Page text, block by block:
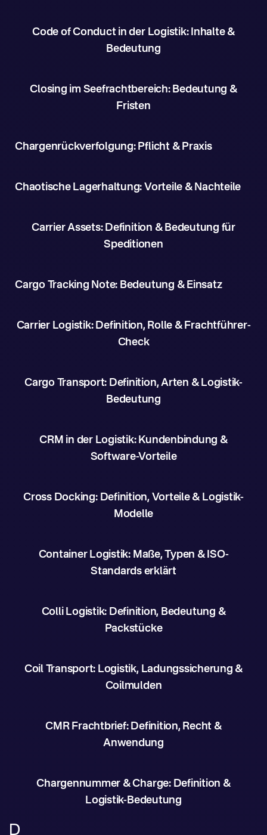
Code of Conduct in der Logistik: Inhalte &
Bedeutung
Closing im Seefrachtbereich: Bedeutung &
Fristen
Chargenrückverfolgung: Pflicht & Praxis
Chaotische Lagerhaltung: Vorteile & Nachteile
Carrier Assets: Definition & Bedeutung für
Speditionen
Cargo Tracking Note: Bedeutung & Einsatz
Carrier Logistik: Definition, Rolle & Frachtführer-
Check
Cargo Transport: Definition, Arten & Logistik-
Bedeutung
CRM in der Logistik: Kundenbindung &
Software-Vorteile
Cross Docking: Definition, Vorteile & Logistik-
Modelle
Container Logistik: Maße, Typen & ISO-
Standards erklärt
Colli Logistik: Definition, Bedeutung &
Packstücke
Coil Transport: Logistik, Ladungssicherung &
Coilmulden
CMR Frachtbrief: Definition, Recht &
Anwendung
Chargennummer & Charge: Definition &
Logistik-Bedeutung
D